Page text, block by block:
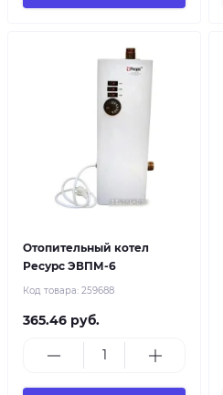
Отопительный котел
Ресурс ЭВПМ-6
Код товара: 259688
365.46 руб.